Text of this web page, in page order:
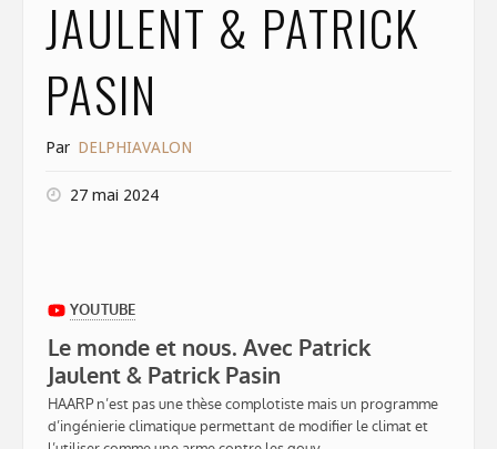
JAULENT & PATRICK
PASIN
Par DELPHIAVALON
27 mai 2024